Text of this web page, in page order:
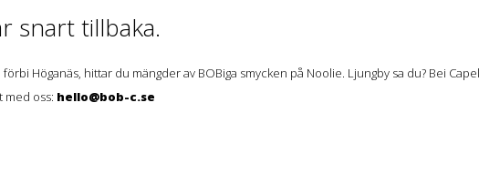
snart tillbaka.
Höganäs, hittar du mängder av BOBiga smycken på Noolie. Ljungby sa du? Bei
med oss: hello@bob-c.se